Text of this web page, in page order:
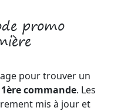
promo
pour trouver un
commande. Les
mis à jour et